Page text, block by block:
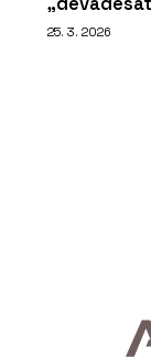
25. 3. 2026